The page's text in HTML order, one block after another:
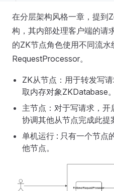
在分层架构风格一章，提到
构，其内部处理客户端的请
的ZK节点角色使用不同流水
RequestProcessor。
ZK从节点：用于转发写
取内存对象ZKDatabase。
主节点：对于写请求，开
协调其他从节点完成此提
单机运行 : 只有一个节点
他节点。